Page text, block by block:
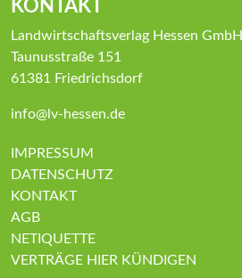
KONTAKT
Landwirtschaftsverlag Hessen GmbH
Taunusstraße 151
61381 Friedrichsdorf
info@lv-hessen.de
IMPRESSUM
DATENSCHUTZ
KONTAKT
AGB
NETIQUETTE
VERTRÄGE HIER KÜNDIGEN